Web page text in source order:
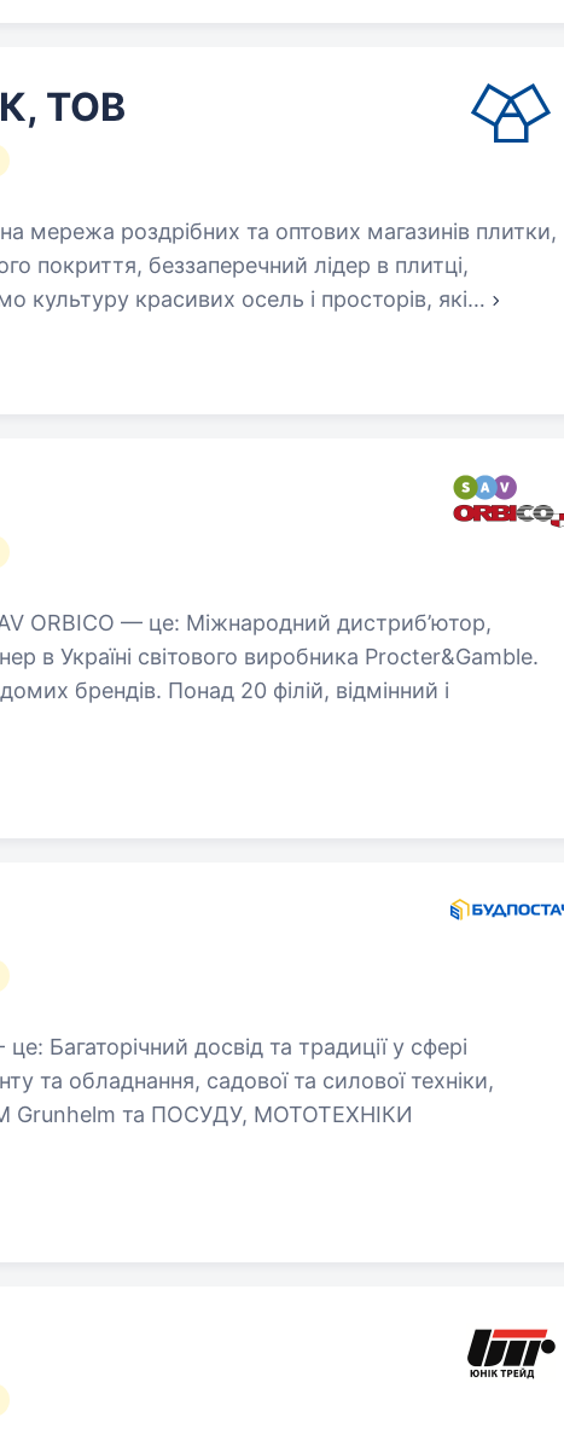
ТОВ
мережа роздрібних та оптових магазинів плитки,
покриття, беззаперечний лідер в плитці,
культуру красивих осель і просторів, які…
ORBICO — це: Міжнародний дистриб’ютор,
в Україні світового виробника Procter&Gamble.
брендів. Понад 20 філій, відмінний і
Багаторічний досвід та традиції у сфері
та обладнання, садової та силової техніки,
Grunhelm та ПОСУДУ, МОТОТЕХНІКИ